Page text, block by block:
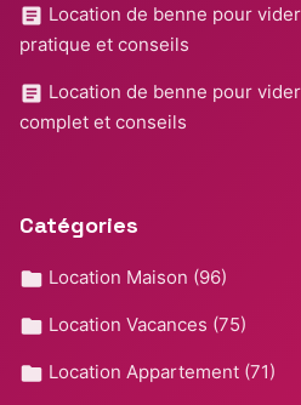
Location de benne pour
pratique et conseils
Location de benne pour
complet et conseils
Catégories
Location Maison (96)
Location Vacances (75)
Location Appartement (71)